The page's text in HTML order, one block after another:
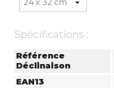
Spécifications :
Référence
Déclinaison
EAN13